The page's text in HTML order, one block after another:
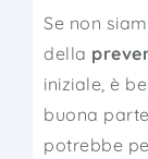
Se non
della
iniziale, è
buona
potrebbe